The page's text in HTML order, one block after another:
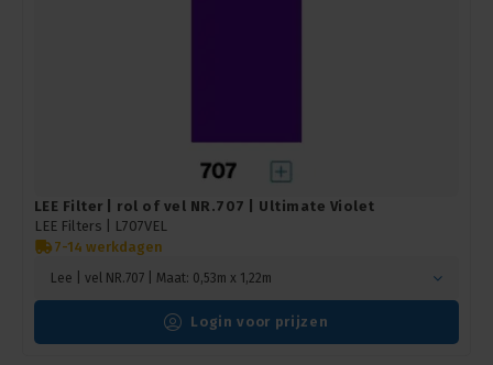
LEE Filter | rol of vel NR.707 | Ultimate Violet
LEE Filters |
L707VEL
7-14 werkdagen
Lee | vel NR.707 | Maat: 0,53m x 1,22m
Login voor prijzen